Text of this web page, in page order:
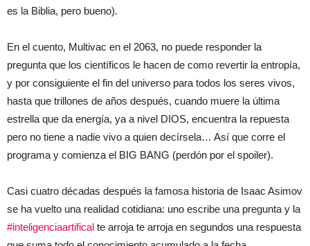
es la Biblia, pero bueno).
En el cuento, Multivac en el 2063, no puede responder la
pregunta que los científicos le hacen de como revertir la entropía,
y por consiguiente el fin del universo para todos los seres vivos,
hasta que trillones de años después, cuando muere la última
estrella que da energía, ya a nivel DIOS, encuentra la repuesta
pero no tiene a nadie vivo a quien decírsela… Así que corre el
programa y comienza el BIG BANG (perdón por el spoiler).
Casi cuatro décadas después la famosa historia de Isaac Asimov
se ha vuelto una realidad cotidiana: uno escribe una pregunta y la
#inteligenciaartifical te arroja te arroja en segundos una respuesta